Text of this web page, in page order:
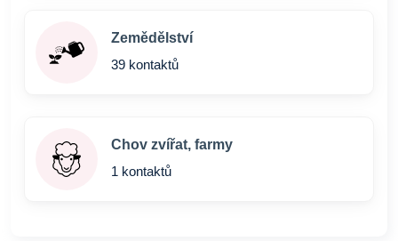
Zemědělství
39 kontaktů
Chov zvířat, farmy
1 kontaktů